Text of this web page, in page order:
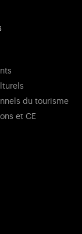
du tourisme
et CE